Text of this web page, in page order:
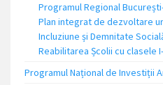
Programul Regional
Plan integrat de dezvoltare
Incluziune și Demnitate
Reabilitarea Școlii cu clasele I-
Programul Național de Investiții